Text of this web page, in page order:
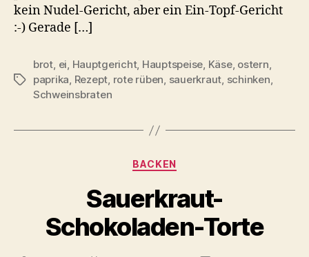
kein Nudel-Gericht, aber ein Ein-Topf-Gericht
:-) Gerade […]
Schlagwörter
brot, ei, Hauptgericht, Hauptspeise, Käse, ostern,
paprika, Rezept, rote rüben, sauerkraut, schinken,
Schweinsbraten
Kategorien
BACKEN
Sauerkraut-
Schokoladen-Torte